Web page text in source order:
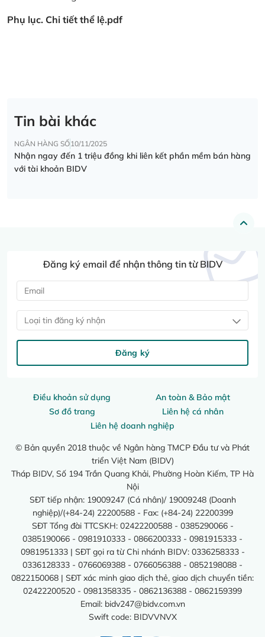
Phụ lục. Chi tiết thể lệ.pdf
Tin bài khác
NGÂN HÀNG SỐ10/11/2025
Nhận ngay đến 1 triệu đồng khi liên kết phần mềm bán hàng
với tài khoản BIDV
Điều khoản sử dụng
An toàn & Bảo mật
Sơ đồ trang
Liên hệ cá nhân
Liên hệ doanh nghiệp
© Bản quyền 2018 thuộc về Ngân hàng TMCP Đầu tư và Phát
triển Việt Nam (BIDV)
Tháp BIDV, Số 194 Trần Quang Khải, Phường Hoàn Kiếm, TP Hà
Nội
SĐT tiếp nhận: 19009247 (Cá nhân)/ 19009248 (Doanh
nghiệp)/(+84-24) 22200588 - Fax: (+84-24) 22200399
SĐT Tổng đài TTCSKH: 02422200588 - 0385290066 -
0385190066 - 0981910333 - 0866200333 - 0981915333 -
0981951333 | SĐT gọi ra từ Chi nhánh BIDV: 0336258333 -
0336128333 - 0766069388 - 0766056388 - 0852198088 -
0822150068 | SĐT xác minh giao dịch thẻ, giao dịch chuyển tiền:
02422200520 - 0981358335 - 0862136388 - 0862159399
Email: bidv247@bidv.com.vn
Swift code: BIDVVNVX
Đăng ký email để nhận thông tin từ BIDV
Loại tin đăng ký nhận
Đăng ký